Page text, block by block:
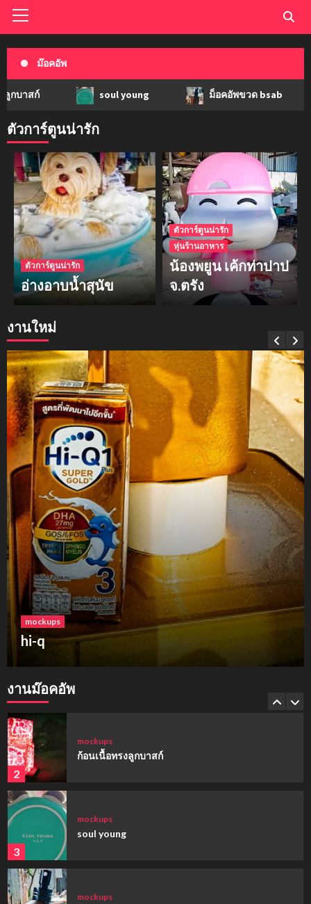
ม๊อคอัพ
soul young ม็อคอัพขวด bsab
งานใหม่
โฟม
ฮาร์เบอร์แลนด์ ขอนแก่น
ตัวการ์ตูนน่ารัก
ตัวการ์ตูนน่ารัก
อ่างอาบน้ำสุนัข
ตัวการ์ตูนน่ารัก
หุ่นร้านอาหาร
น้องพยูน เค้กท่าปาป
จ.ตรัง
งานม๊อคอัพ
3
mockups
soul young
4
mockups
ม็อคอัพขวด bsab
mockups
ม็อคอัพน้ำมันวังว่าน
1
2
mockups
ก้อนเนื้อทรงลูกบาสก์
3
mockups
soul young
mockups